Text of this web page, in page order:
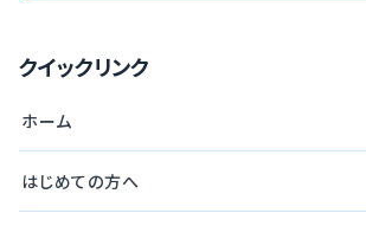
クイックリンク
ホーム
はじめての方へ